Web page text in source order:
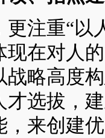
注重“以
现在对人
战略高度
才选拔，
，来创建